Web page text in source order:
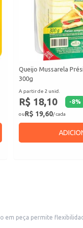
Queijo Mussarela
300g
A partir de 2 unid.
R$ 18,10 -8%
ouR$ 19,60/ cada